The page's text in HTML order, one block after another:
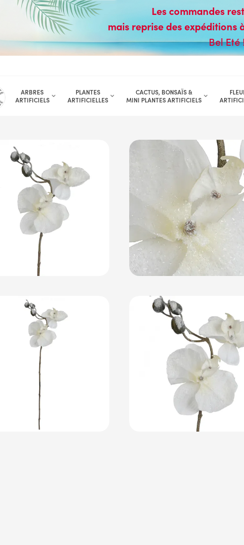
Les commandes
mais reprise des
Bel Eté
ARBRES
ARTIFICIELS
PLANTES
ARTIFICIELLES
CACTUS, BONSAÏS &
MINI PLANTES ARTIFICIELS